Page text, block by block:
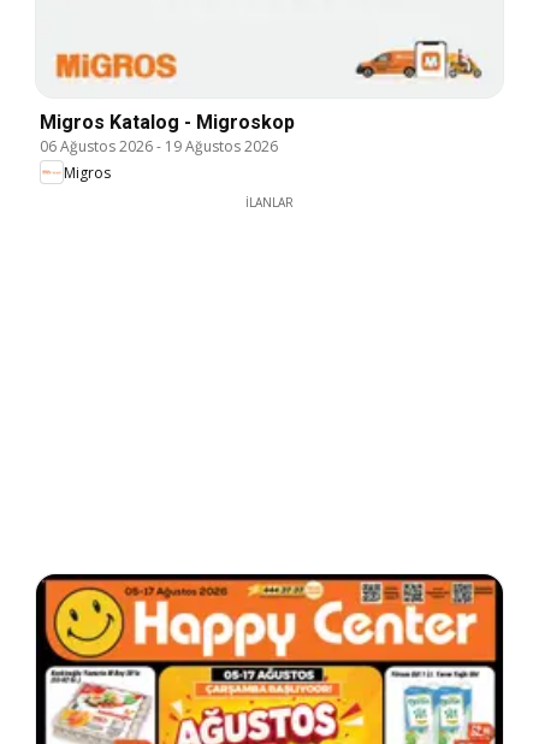
Migros Katalog - Migroskop
06 Ağustos 2026- 19 Ağustos 2026
Migros
İLANLAR